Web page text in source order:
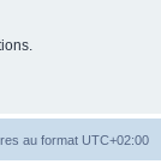
e
au format UTC+02:00